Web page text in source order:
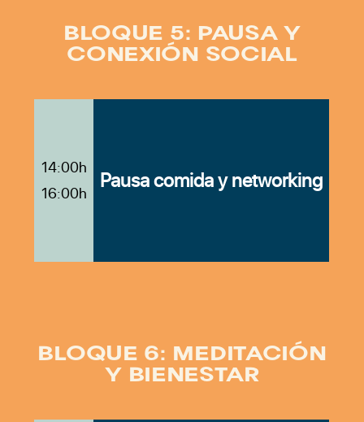
BLOQUE 5: PAUSA Y
CONEXIÓN SOCIAL
14:00h
16:00h
Pausa comida y networking
BLOQUE 6: MEDITACIÓN
Y BIENESTAR